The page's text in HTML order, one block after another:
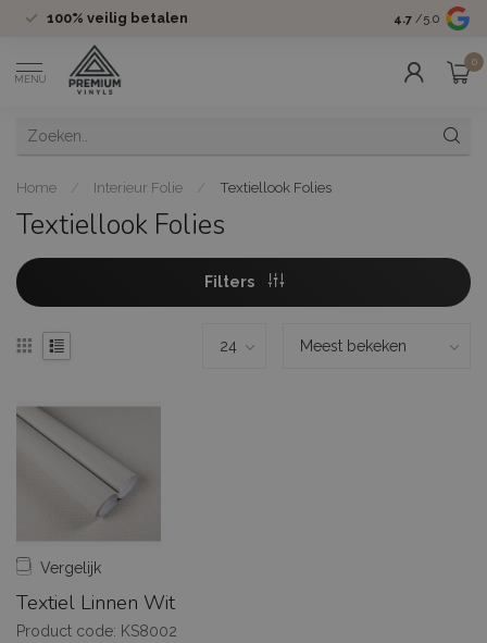
100% veilig betalen Groot
4.7 /5.0
MENU
0
Home / Interieur Folie / Textiellook Folies
Textiellook Folies
Filters
Vergelijk
Textiel Linnen Wit
Product code: KS8002